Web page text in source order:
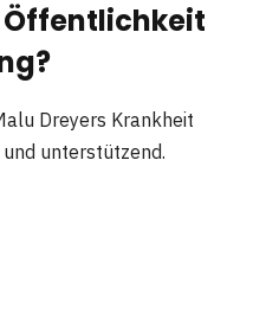
Dreyers Krankheit
unterstützend.